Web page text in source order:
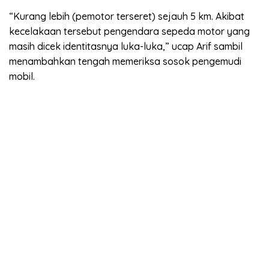
“Kurang lebih (pemotor terseret) sejauh 5 km. Akibat
kecelakaan tersebut pengendara sepeda motor yang
masih dicek identitasnya luka-luka,” ucap Arif sambil
menambahkan tengah memeriksa sosok pengemudi
mobil.